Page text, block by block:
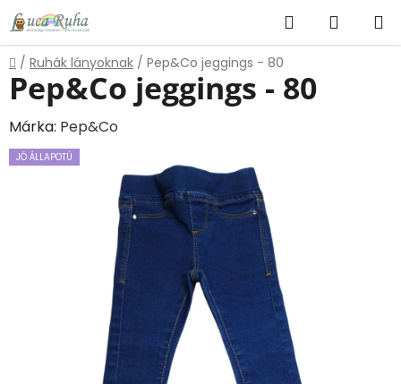
Ugrás
fő
tartalomhoz
KeresésKOSÁR
Kezdőlap
/ Ruhák lányoknak / Pep&Co jeggings - 80
Pep&Co jeggings - 80
Márka: Pep&Co
JÓ ÁLLAPOTÚ